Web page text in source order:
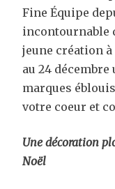
Fine Équipe
incontournable
jeune création à
au 24
marques
votre coeur et
Une décoration
Noël